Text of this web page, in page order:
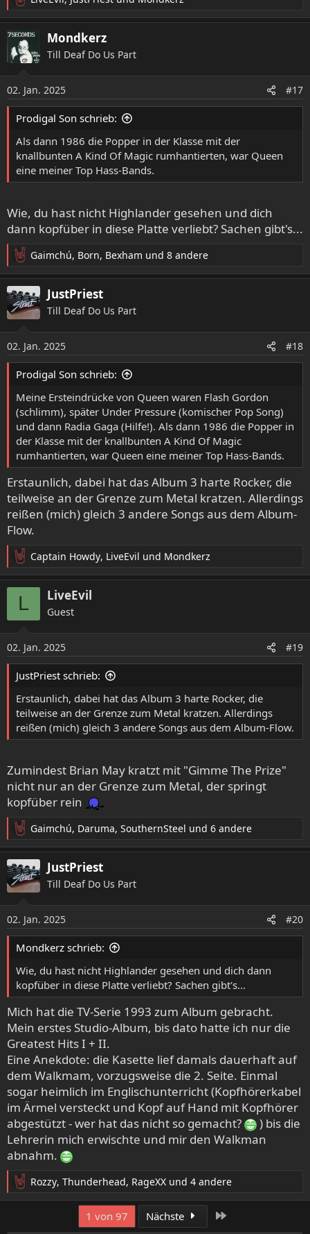
R
e
a
k
t
n
e
n
Mondkerz
Till Deaf Do Us Part
02. Jan. 2025 #17
Prodigal Son schrieb:
Als dann 1986 die Popper in der Klasse mit der
knallbunten A Kind Of Magic rumhantierten, war Queen
eine meiner Top Hass-Bands.
Wie, du hast nicht Highlander gesehen und dich
dann kopfüber in diese Platte verliebt? Sachen gibt's...
R
e
a
k
t
n
e
n
Gaimchú, Born, Bexham und 8 andere
JustPriest
Till Deaf Do Us Part
02. Jan. 2025 #18
Prodigal Son schrieb:
Meine Ersteindrücke von Queen waren Flash Gordon
(schlimm), später Under Pressure (komischer Pop Song)
und dann Radia Gaga (Hilfe!). Als dann 1986 die Popper in
der Klasse mit der knallbunten A Kind Of Magic
rumhantierten, war Queen eine meiner Top Hass-Bands.
Erstaunlich, dabei hat das Album 3 harte Rocker, die
teilweise an der Grenze zum Metal kratzen. Allerdings
reißen (mich) gleich 3 andere Songs aus dem Album-
Flow.
R
e
a
n
e
n
Captain Howdy, LiveEvil und Mondkerz
L LiveEvil
Guest
02. Jan. 2025 #19
JustPriest schrieb:
Erstaunlich, dabei hat das Album 3 harte Rocker, die
teilweise an der Grenze zum Metal kratzen. Allerdings
reißen (mich) gleich 3 andere Songs aus dem Album-Flow.
Zumindest Brian May kratzt mit "Gimme The Prize"
nicht nur an der Grenze zum Metal, der springt
kopfüber rein
R
e
a
k
t
n
e
n
Gaimchú, Daruma, SouthernSteel und 6 andere
JustPriest
Till Deaf Do Us Part
02. Jan. 2025 #20
Mondkerz schrieb:
Wie, du hast nicht Highlander gesehen und dich dann
kopfüber in diese Platte verliebt? Sachen gibt's...
Mich hat die TV-Serie 1993 zum Album gebracht.
Mein erstes Studio-Album, bis dato hatte ich nur die
Greatest Hits I + II.
Eine Anekdote: die Kasette lief damals dauerhaft auf
dem Walkmam, vorzugsweise die 2. Seite. Einmal
sogar heimlich im Englischunterricht (Kopfhörerkabel
im Ärmel versteckt und Kopf auf Hand mit Kopfhörer
abgestützt - wer hat das nicht so gemacht?
) bis die
Lehrerin mich erwischte und mir den Walkman
abnahm.
R
e
Rozzy, Thunderhead, RageXX und 4 andere
1 von 97 Nächste